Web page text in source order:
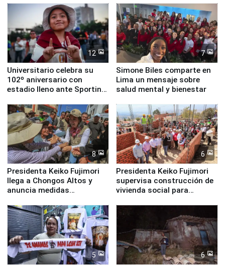
12
Universitario celebra su
102º aniversario con
estadio lleno ante Sporting
7
Simone Biles comparte en
Lima un mensaje sobre
salud mental y bienestar
8
Presidenta Keiko Fujimori
llega a Chongos Altos y
anuncia medidas
educación, salud y empleo
6
Presidenta Keiko Fujimori
supervisa construcción de
vivienda social para
5 6